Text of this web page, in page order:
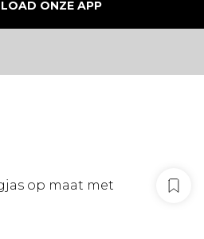
ONZE APP
op maat met